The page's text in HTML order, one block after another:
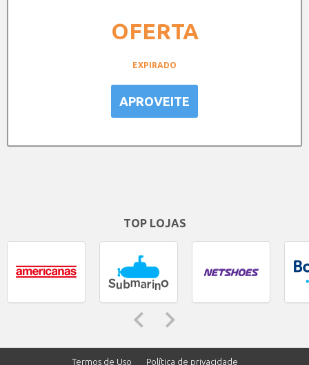
OFERTA
EXPIRADO
APROVEITE
TOP LOJAS
Termos de Uso Política de privacidade